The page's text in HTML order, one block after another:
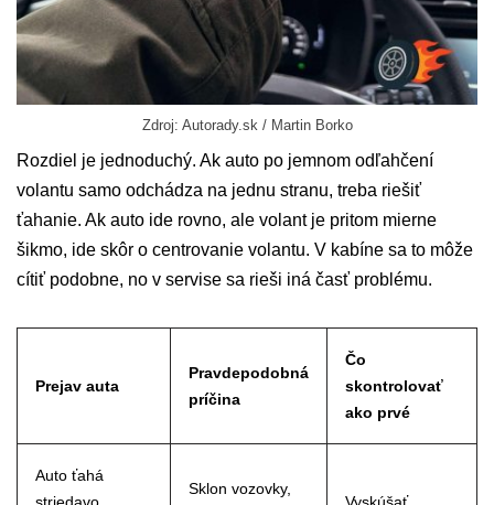
Zdroj: Autorady.sk / Martin Borko
Rozdiel je jednoduchý. Ak auto po jemnom odľahčení
volantu samo odchádza na jednu stranu, treba riešiť
ťahanie. Ak auto ide rovno, ale volant je pritom mierne
šikmo, ide skôr o centrovanie volantu. V kabíne sa to môže
cítiť podobne, no v servise sa rieši iná časť problému.
Prejav auta
Pravdepodobná
príčina
Čo
skontrolovať
ako prvé
Auto ťahá
Sklon vozovky,